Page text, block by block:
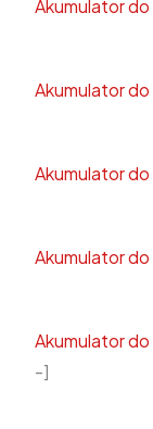
Akumulator do
Akumulator do
Akumulator do
Akumulator do
Akumulator do
-]